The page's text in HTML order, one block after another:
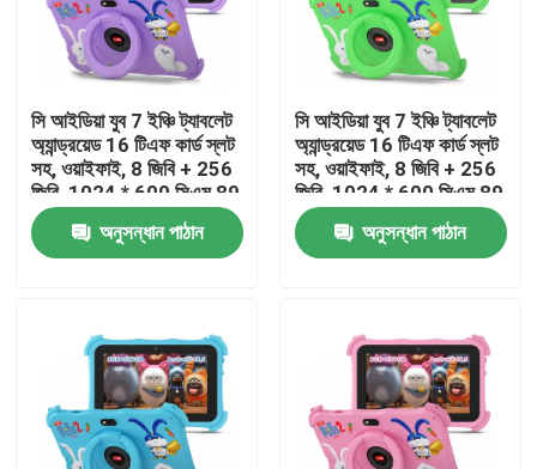
আমাদের সম্পর্কে
কারখানা ভ্রমণ
মান নিয়ন্ত্রণ
উদ্ধৃতির জন্য আবেদন
সি আইডিয়া যুব 7 ইঞ্চি ট্যাবলেট
অ্যান্ড্রয়েড 16 টিএফ কার্ড স্লট
সহ, ওয়াইফাই, 8 জিবি + 256
জিবি, 1024 * 600 সিএম 89
অনুসন্ধান পাঠান
সি আইডিয়া যুব 7 ইঞ্চি ট্যাবলেট
অ্যান্ড্রয়েড 16 টিএফ কার্ড স্লট
সহ, ওয়াইফাই, 8 জিবি + 256
জিবি, 1024 * 600 সিএম 89
অনুসন্ধান পাঠান